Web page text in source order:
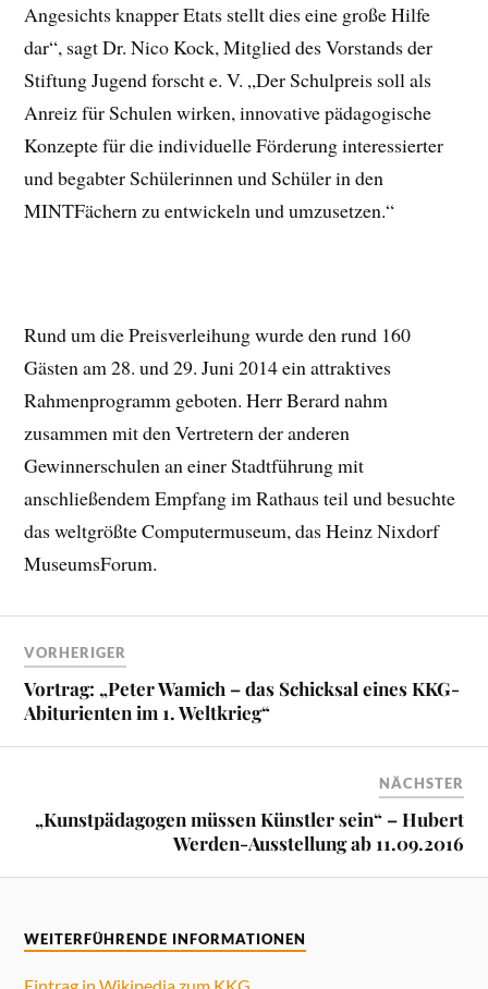
Angesichts knapper Etats stellt dies eine große Hilfe
dar“, sagt Dr. Nico Kock, Mitglied des Vorstands der
Stiftung Jugend forscht e. V. „Der Schulpreis soll als
Anreiz für Schulen wirken, innovative pädagogische
Konzepte für die individuelle Förderung interessierter
und begabter Schülerinnen und Schüler in den
MINTFächern zu entwickeln und umzusetzen.“
Rund um die Preisverleihung wurde den rund 160
Gästen am 28. und 29. Juni 2014 ein attraktives
Rahmenprogramm geboten. Herr Berard nahm
zusammen mit den Vertretern der anderen
Gewinnerschulen an einer Stadtführung mit
anschließendem Empfang im Rathaus teil und besuchte
das weltgrößte Computermuseum, das Heinz Nixdorf
MuseumsForum.
VORHERIGER
Vortrag: „Peter Wamich – das Schicksal eines KKG-
Abiturienten im 1. Weltkrieg“
NÄCHSTER
„Kunstpädagogen müssen Künstler sein“ – Hubert
Werden-Ausstellung ab 11.09.2016
WEITERFÜHRENDE INFORMATIONEN